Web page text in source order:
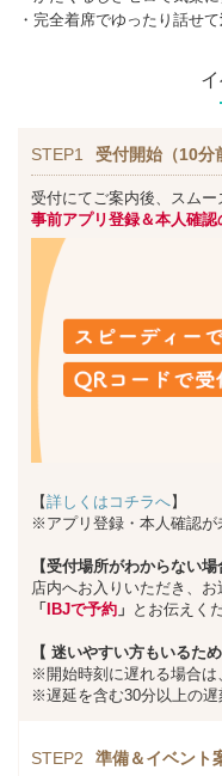
・完全着席でゆったり話せて
STEP1 受付開始（10分
受付にてご案内後、スムー
事前アプリ登録＆本人確認
【詳しくはコチラへ】
※アプリ登録・本人確認が
【受付場所がわからない場
店内へお入りいただき、
「IBJで予約 」 とお伝えく
【 迷いやすい方もいるた
※開始時刻に遅れる場合は
※遅延を含む30分以上の遅
STEP2 準備＆イベント